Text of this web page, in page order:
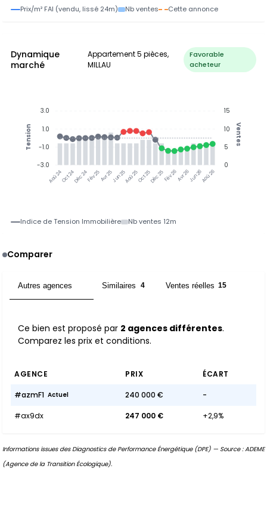
Prix/m² FAI (vendu, lissé 24m) Nb ventes Cette annonce
Dynamique
marché
Appartement 5 pièces,
MILLAU
Favorable
acheteur
Aoû 24Oct 24Déc 24Fév 25Avr 25Jun 25Aoû 25Oct 25Déc 25Fév 26Avr 26Jun 26Aoû 26
15
10
5
0
Ventes
3.0
1.0
-1.0
-3.0
Tension
Indice de Tension Immobilière Nb ventes 12m
Comparer
Autres agences Similaires 4 Ventes réelles 15
Ce bien est proposé par 2 agences différentes.
Comparez les prix et conditions.
AGENCE PRIX ÉCART
#azmF1 Actuel 240 000 € -
#ax9dx 247 000 € +2,9%
Informations issues des Diagnostics de Performance Énergétique (DPE) — Source : ADEME
(Agence de la Transition Écologique).